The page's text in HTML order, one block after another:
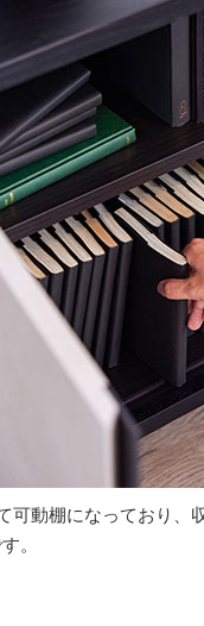
可動棚になっており
。